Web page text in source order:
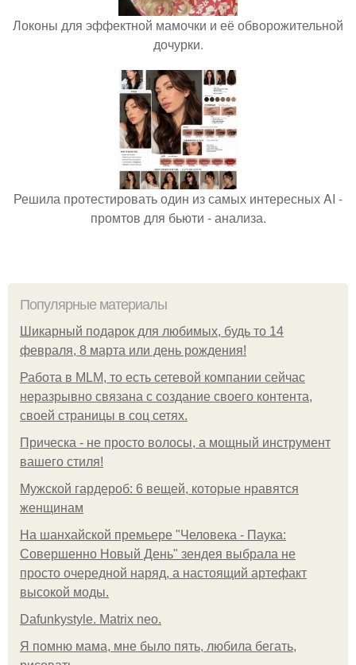
Локоны для эффектной мамочки и её обворожительной
дочурки.
Решила протестировать один из самых интересных AI -
промтов для бьюти - анализа.
Популярные материалы
Шикарный подарок для любимых, будь то 14
февраля, 8 марта или день рождения!
Работа в MLM, то есть сетевой компании сейчас
неразрывно связана с создание своего контента,
своей страницы в соц сетях.
Прическа - не просто волосы, а мощный инструмент
вашего стиля!
Мужской гардероб: 6 вещей, которые нравятся
женщинам
На шанхайской премьере "Человека - Паука:
Совершенно Новый День" зендея выбрала не
просто очередной наряд, а настоящий артефакт
высокой моды.
Dafunkystyle. Matrix neo.
Я помню мама, мне было пять, любила бегать,